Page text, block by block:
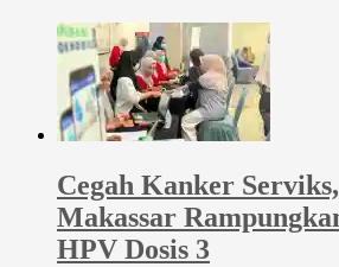
Cegah Kanker
Makassar
HPV Dosis 3